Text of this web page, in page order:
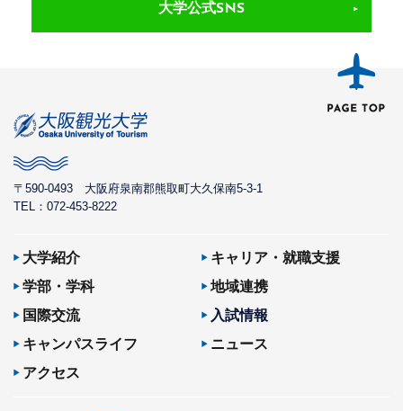
大学公式SNS
〒590-0493 大阪府泉南郡熊取町大久保南5-3-1
TEL：072-453-8222
大学紹介
キャリア・就職支援
学部・学科
地域連携
国際交流
入試情報
キャンパスライフ
ニュース
アクセス